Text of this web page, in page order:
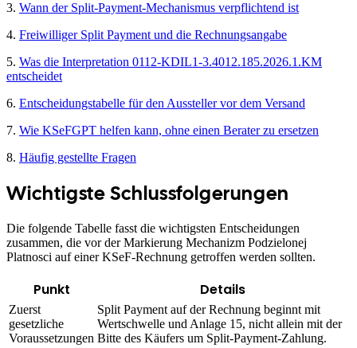
3. Wann der Split-Payment-Mechanismus verpflichtend ist
4. Freiwilliger Split Payment und die Rechnungsangabe
5. Was die Interpretation 0112-KDIL1-3.4012.185.2026.1.KM
entscheidet
6. Entscheidungstabelle für den Aussteller vor dem Versand
7. Wie KSeFGPT helfen kann, ohne einen Berater zu ersetzen
8. Häufig gestellte Fragen
Wichtigste Schlussfolgerungen
Die folgende Tabelle fasst die wichtigsten Entscheidungen
zusammen, die vor der Markierung Mechanizm Podzielonej
Platnosci auf einer KSeF-Rechnung getroffen werden sollten.
Punkt Details
Zuerst
gesetzliche
Voraussetzungen
Split Payment auf der Rechnung beginnt mit
Wertschwelle und Anlage 15, nicht allein mit der
Bitte des Käufers um Split-Payment-Zahlung.